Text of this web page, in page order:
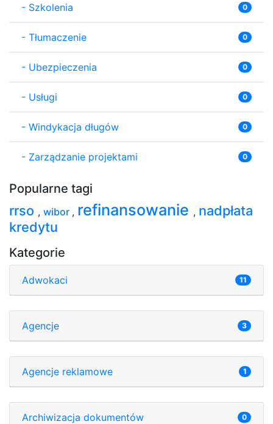
- Szkolenia 0
- Tłumaczenie 0
- Ubezpieczenia 0
- Usługi 0
- Windykacja długów 0
- Zarządzanie projektami 0
Popularne tagi
rrso , wibor , refinansowanie , nadpłata
kredytu
Kategorie
Adwokaci 11
Agencje 3
Agencje reklamowe 1
Archiwizacja dokumentów 0